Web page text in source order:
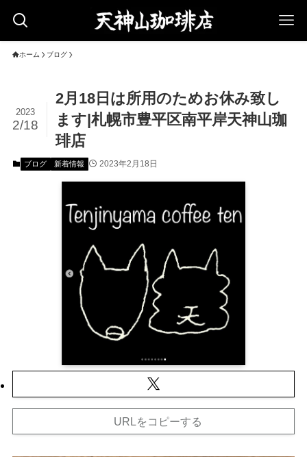
ホーム ブログ
2月18日は所用のためお休み致し
ます|札幌市豊平区南平岸天神山珈
琲店
2023
2/18
ブログ 新着情報 2023年2月18日
URLをコピーする